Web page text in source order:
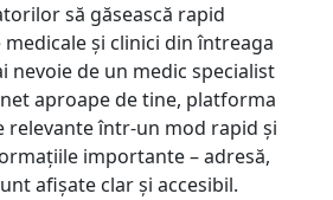
să găsească rapid
și clinici din întreaga
nevoie de un medic specialist
aproape de tine, platforma
relevante într-un mod rapid și
importante – adresă,
afișate clar și accesibil.